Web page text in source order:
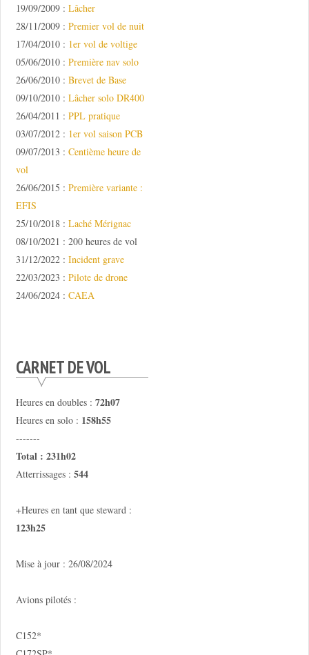
19/09/2009 : Lâcher
28/11/2009 : Premier vol de nuit
17/04/2010 : 1er vol de voltige
05/06/2010 : Première nav solo
26/06/2010 : Brevet de Base
09/10/2010 : Lâcher solo DR400
26/04/2011 : PPL pratique
03/07/2012 : 1er vol saison PCB
09/07/2013 : Centième heure de
vol
26/06/2015 : Première variante :
EFIS
25/10/2018 : Laché Mérignac
08/10/2021 : 200 heures de vol
31/12/2022 : Incident grave
22/03/2023 : Pilote de drone
24/06/2024 : CAEA
CARNET DE VOL
Heures en doubles : 72h07
Heures en solo : 158h55
-------
Total : 231h02
Atterrissages : 544
+Heures en tant que steward :
123h25
Mise à jour : 26/08/2024
Avions pilotés :
C152*